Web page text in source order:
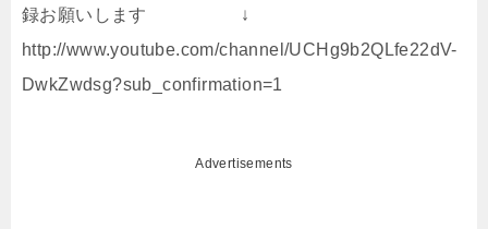
録お願いします ↓
http://www.youtube.com/channel/UCHg9b2QLfe22dV-
DwkZwdsg?sub_confirmation=1
Advertisements